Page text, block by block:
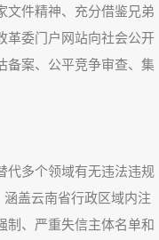
件精神、充分借鉴兄弟
革委门户网站向社会公开
备案、公平竞争审查、集
多个领域有无违法违规
盖云南省行政区域内注
制、严重失信主体名单和